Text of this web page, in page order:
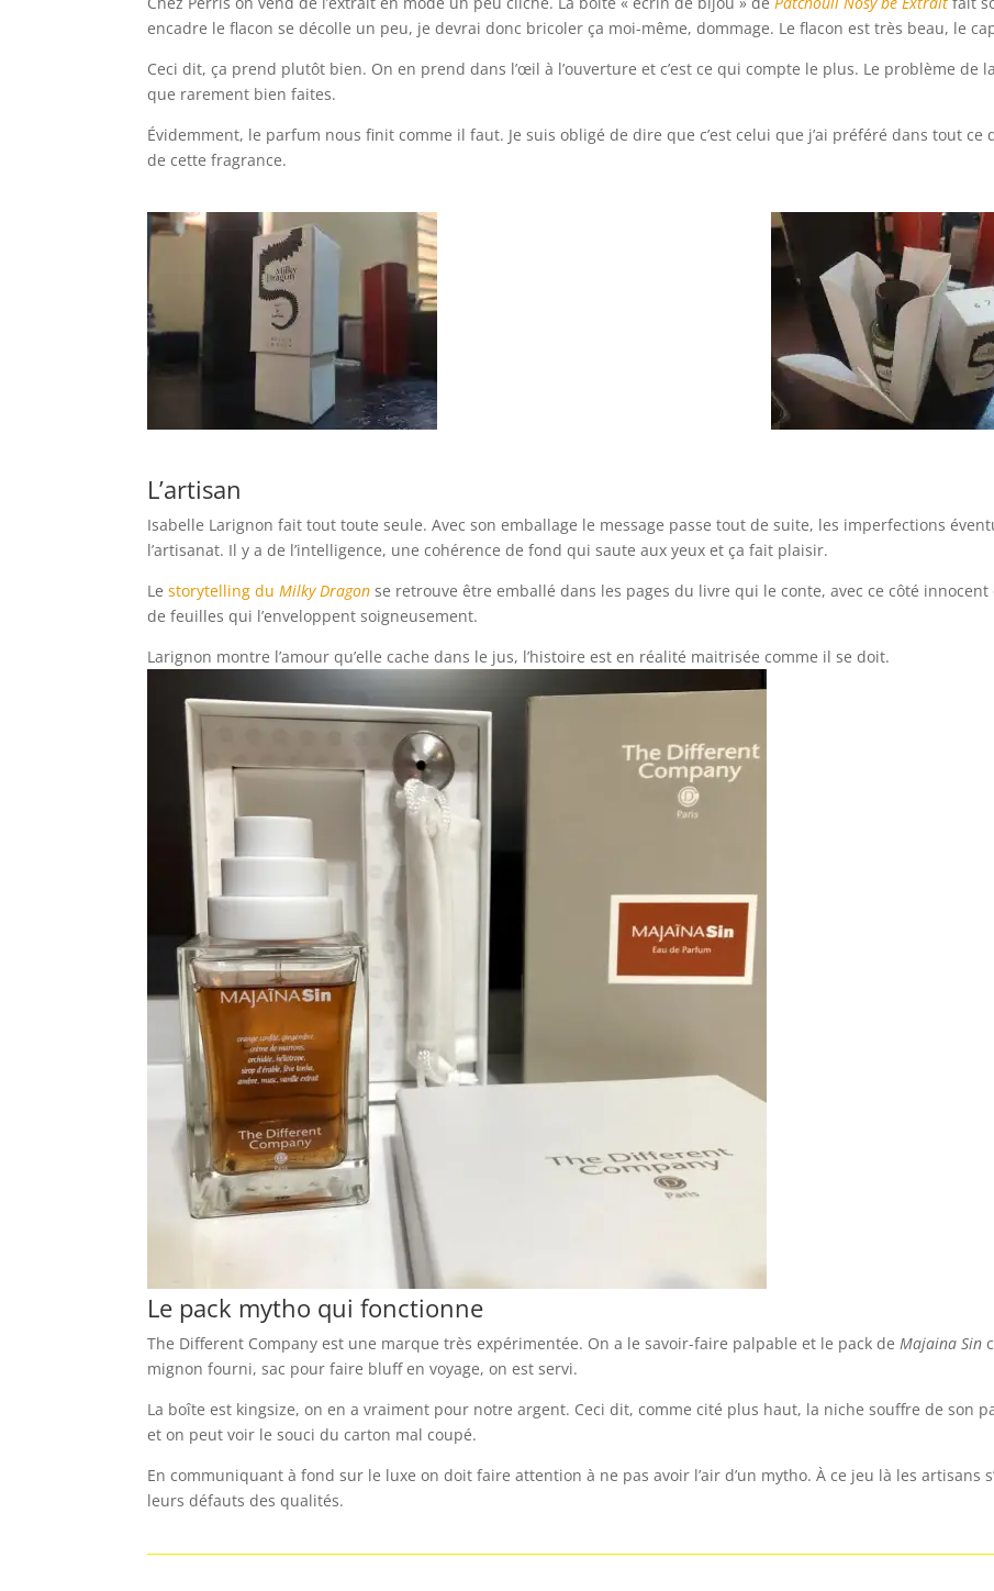
encadre le flacon se décolle un peu, je devrai donc bricoler ça moi-même, dommage. Le flacon est très beau, le
Ceci dit, ça prend plutôt bien. On en prend dans l’œil à l’ouverture et c’est ce qui compte le plus. Le problème de
que rarement bien faites.
Évidemment, le parfum nous finit comme il faut. Je suis obligé de dire que c’est celui que j’ai préféré dans tout
de cette fragrance.
L’artisan
Isabelle Larignon fait tout toute seule. Avec son emballage le message passe tout de suite, les imperfections
l’artisanat. Il y a de l’intelligence, une cohérence de fond qui saute aux yeux et ça fait plaisir.
Le storytelling du Milky Dragon se retrouve être emballé dans les pages du livre qui le conte, avec ce côté
de feuilles qui l’enveloppent soigneusement.
Larignon montre l’amour qu’elle cache dans le jus, l’histoire est en réalité maitrisée comme il se doit.
Le pack mytho qui fonctionne
The Different Company est une marque très expérimentée. On a le savoir-faire palpable et le pack de Majaina Sin
mignon fourni, sac pour faire bluff en voyage, on est servi.
La boîte est kingsize, on en a vraiment pour notre argent. Ceci dit, comme cité plus haut, la niche souffre de son
et on peut voir le souci du carton mal coupé.
En communiquant à fond sur le luxe on doit faire attention à ne pas avoir l’air d’un mytho. À ce jeu là les artisans
leurs défauts des qualités.